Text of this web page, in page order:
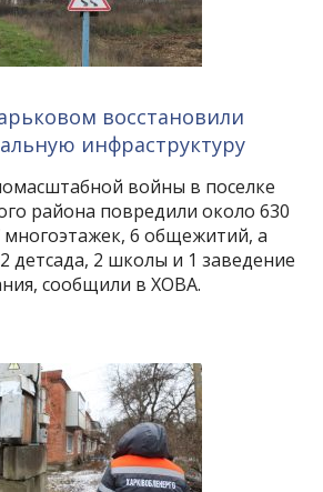
восстановили
инфраструктуру
войны в поселке
района повредили около 630
6 общежитий, а
детсада, 2 школы и 1 заведение
сообщили в ХОВА.